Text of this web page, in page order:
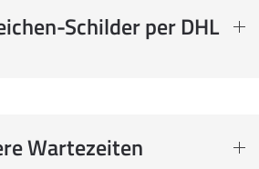
Schilder per DHL
Wartezeiten